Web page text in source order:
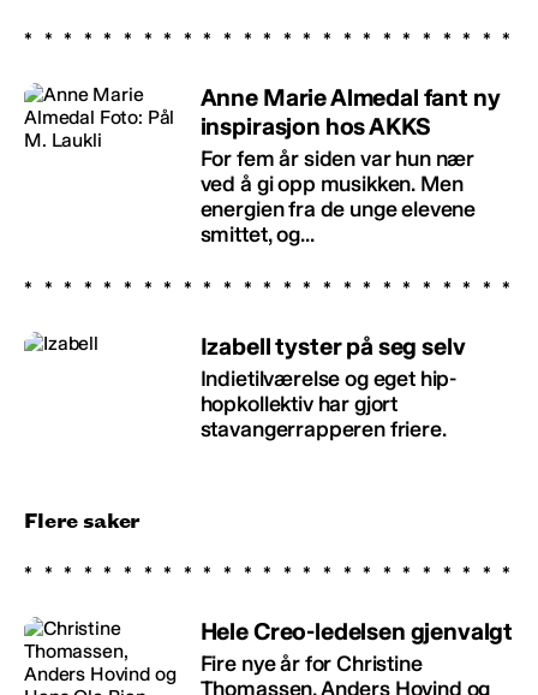
Anne Marie Almedal fant ny
inspirasjon hos AKKS
For fem år siden var hun nær
ved å gi opp musikken. Men
energien fra de unge elevene
smittet, og...
Izabell tyster på seg selv
Indietilværelse og eget hip-
hopkollektiv har gjort
stavangerrapperen friere.
Flere saker
Hele Creo-ledelsen gjenvalgt
Fire nye år for Christine
Thomassen, Anders Hovind og